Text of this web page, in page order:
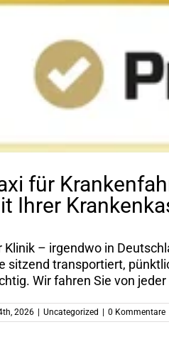
für
Ihrer
Klinik – irgendwo in
sitzend transportiert,
Wir fahren Sie von
2026 Uncategorized 0 Kommentare